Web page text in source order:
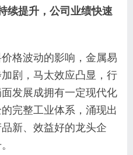
续提升，公司业绩快速
格波动的影响，金属易
剧，马太效应凸显，行
发展成拥有一定现代化
完整工业体系，涌现出
新、效益好的龙头企